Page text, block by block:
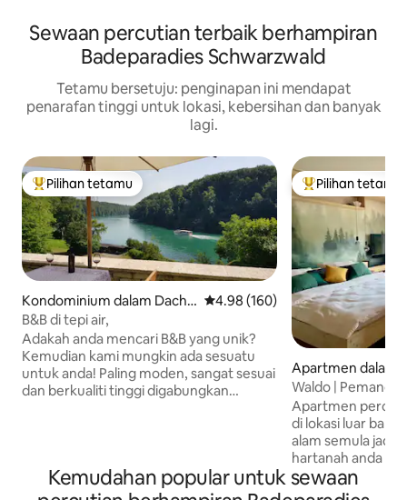
Sewaan percutian terbaik berhampiran
Badeparadies Schwarzwald
Tetamu bersetuju: penginapan ini mendapat
penarafan tinggi untuk lokasi, kebersihan dan banyak
lagi.
Pilihan utama tetamu
Pilihan tetamu
Kondominium dalam Dachs
en
Penarafan purata 4.98 daripada
4.98 (160)
B&B di tepi air,
Adakah anda mencari B&B yang unik?
Kemudian kami mungkin ada sesuatu
untuk anda! Paling moden, sangat sesuai
dan berkualiti tinggi digabungkan
tepi sungai Rhein dan tidak terlalu jauh
daripada beberapa permata Swedia. Ini
Pilihan utama
Pilihan tetamu
Apartmen dalam
Waldo |
Apartmen
di lokasi luar
alam semula jadi
hartanah anda
hiking dan
ski, lif ski dan
Kemudahan popular untuk sewaan